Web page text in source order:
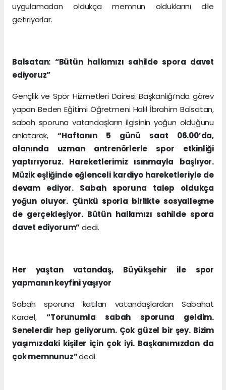
uygulamadan oldukça memnun olduklarını dile
getiriyorlar.
Balsatan: “Bütün halkımızı sahilde spora davet
ediyoruz”
Gençlik ve Spor Hizmetleri Dairesi Başkanlığı’nda görev
yapan Beden Eğitimi Öğretmeni Halil İbrahim Balsatan,
sabah sporuna vatandaşların ilgisinin yoğun olduğunu
anlatarak,“Haftanın 5 günü saat 06.00’da,
alanında uzman antrenörlerle spor etkinliği
yaptırıyoruz. Hareketlerimiz ısınmayla başlıyor.
Müzik eşliğinde eğlenceli kardiyo hareketleriyle de
devam ediyor. Sabah sporuna talep oldukça
yoğun oluyor. Çünkü sporla birlikte sosyalleşme
de gerçekleşiyor. Bütün halkımızı sahilde spora
davet ediyorum”dedi.
Her yaştan vatandaş, Büyükşehir ile spor
yapmanın keyfini yaşıyor
Sabah sporuna katılan vatandaşlardan Sabahat
Karael,“Torunumla sabah sporuna geldim.
Senelerdir hep geliyorum. Çok güzel bir şey. Bizim
yaşımızdaki kişiler için çok iyi. Başkanımızdan da
çok memnunuz”dedi.